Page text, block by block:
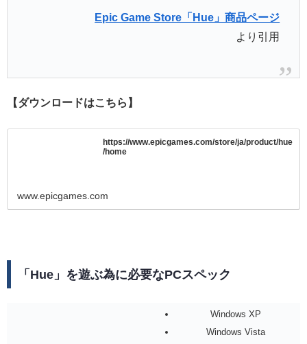
Epic Game Store「Hue」商品ページ
より引用
【ダウンロードはこちら】
https://www.epicgames.com/store/ja/product/hue
/home
www.epicgames.com
「Hue」を遊ぶ為に必要なPCスペック
Windows XP
Windows Vista